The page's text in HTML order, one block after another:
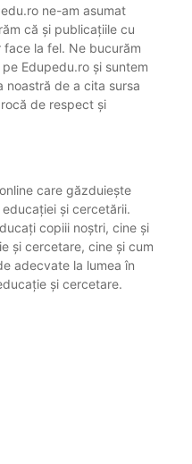
ne-am asumat
că și publicațiile cu
la fel. Ne bucurăm
Edupedu.ro și suntem
noastră de a cita sursa
de respect și
care găzduiește
și cercetării.
copiii noștri, cine și
și cercetare, cine și cum
adecvate la lumea în
și cercetare.